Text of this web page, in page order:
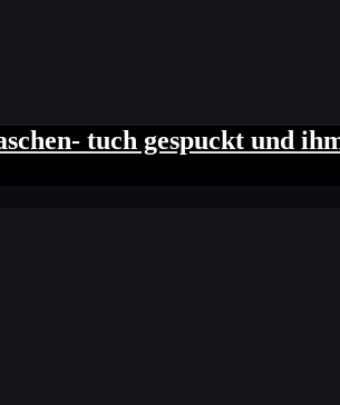
tuch gespuckt und